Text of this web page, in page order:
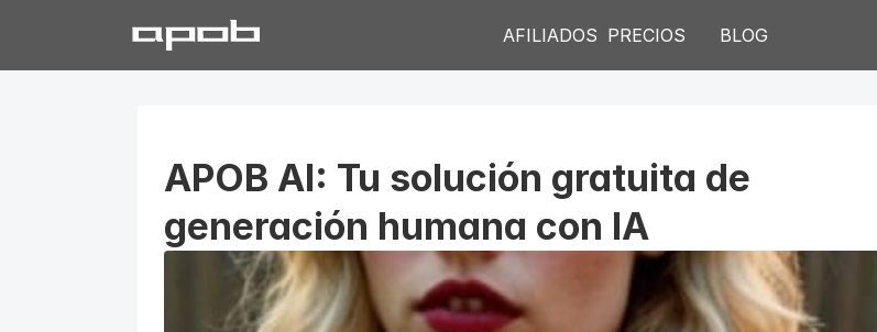
AFILIADOS PRECIOS BLOG
APOB AI: Tu solución gratuita de
generación humana con IA